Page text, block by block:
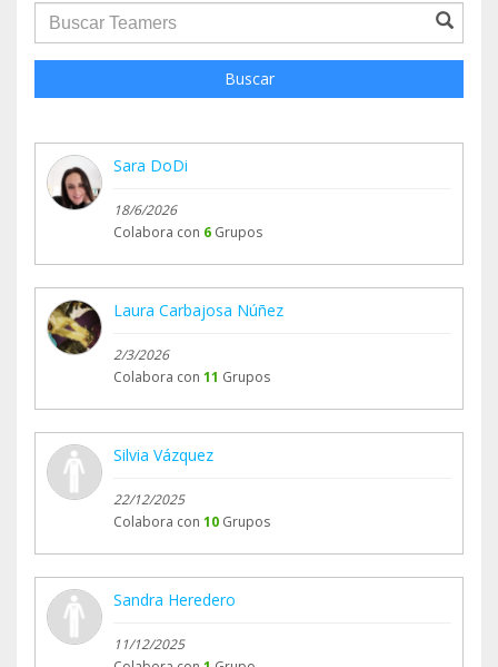
groupProfile.searchForm.search.text???
Buscar
Sara DoDi
18/6/2026
Colabora con 6 Grupos
Laura Carbajosa Núñez
2/3/2026
Colabora con 11 Grupos
Silvia Vázquez
22/12/2025
Colabora con 10 Grupos
Sandra Heredero
11/12/2025